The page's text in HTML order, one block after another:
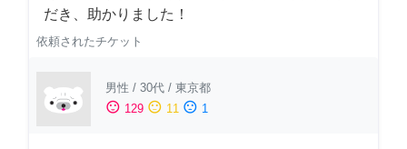
だき、助かりました！
依頼されたチケット
男性 / 30代 / 東京都
sentiment_satisfied 129 sentiment_neutral 11 sentiment_dissatisfied 1